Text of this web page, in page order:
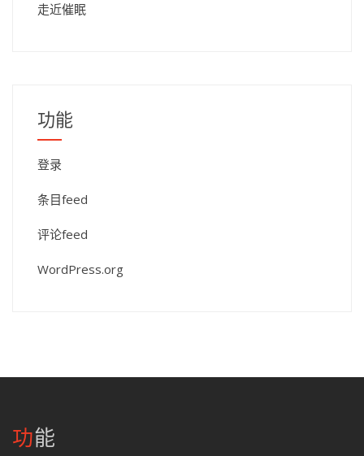
走近催眠
功能
登录
条目feed
评论feed
WordPress.org
功能